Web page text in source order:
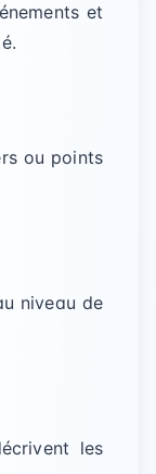
et
ou points
niveau de
les